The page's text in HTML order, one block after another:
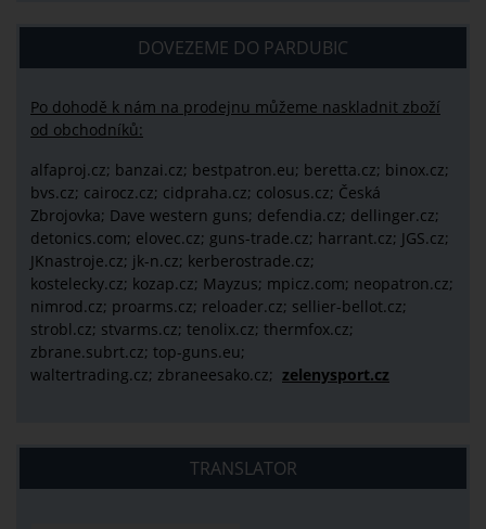
DOVEZEME DO PARDUBIC
Po dohodě k nám na prodejnu můžeme naskladnit zboží
od obchodníků:
alfaproj.cz; banzai.cz; bestpatron.eu; beretta.cz; binox.cz;
bvs.cz; cairocz.cz; cidpraha.cz; colosus.cz; Česká
Zbrojovka; Dave western guns; defendia.cz; dellinger.cz;
detonics.com; elovec.cz; guns-trade.cz; harrant.cz; JGS.cz;
JKnastroje.cz; jk-n.cz; kerberostrade.cz;
kostelecky.cz; kozap.cz; Mayzus; mpicz.com; neopatron.cz;
nimrod.cz; proarms.cz; reloader.cz; sellier-bellot.cz;
strobl.cz; stvarms.cz; tenolix.cz; thermfox.cz;
zbrane.subrt.cz; top-guns.eu;
waltertrading.cz; zbraneesako.cz; zelenysport.cz
TRANSLATOR